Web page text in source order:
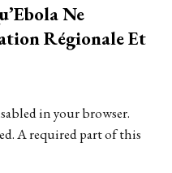
Ne
Régionale Et
in your browser.
A required part of this